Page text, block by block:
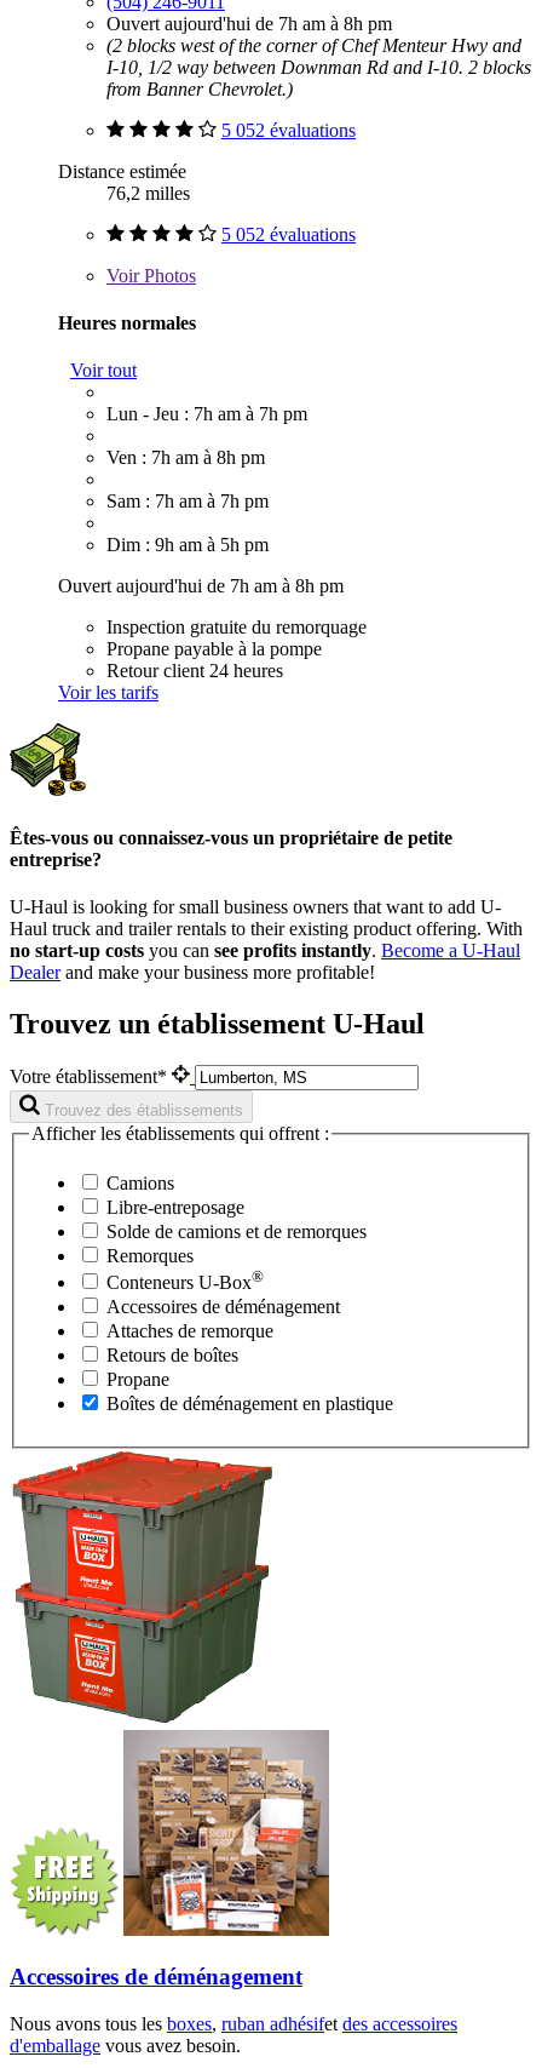
Ouvert aujourd'hui de 7h am à 8h pm
(2 blocks west of the corner of Chef Menteur Hwy and
I-10, 1/2 way between Downman Rd and I-10. 2 blocks
from Banner Chevrolet.)
5 052 évaluations
Distance estimée
76,2 milles
5 052 évaluations
VoirPhotos
Heures normales
Voir tout
Lun - Jeu : 7h am à 7h pm
Ven : 7h am à 8h pm
Sam : 7h am à 7h pm
Dim : 9h am à 5h pm
Ouvert aujourd'hui de 7h am à 8h pm
Inspection gratuite du remorquage
Propane payable à la pompe
Retour client 24 heures
Voir les tarifs
Êtes-vous ou connaissez-vous un propriétaire de petite
entreprise?
U-Haul is looking for small business owners that want to add U-
Haul truck and trailer rentals to their existing product offering. With
no start-up costs you can see profits instantly. Become a U-Haul
Dealerand make your business more profitable!
Trouvez un établissement U-Haul
Votre établissement*
Trouvez des établissements
Afficher les établissements qui offrent :
Camions
Libre-entreposage
Solde de camions et de remorques
Remorques
Conteneurs U-Box®
Accessoires de déménagement
Attaches de remorque
Retours de boîtes
Propane
Boîtes de déménagement en plastique
Accessoires de déménagement
Nous avons tous les boxes, ruban adhésifet des accessoires
d'emballage vous avez besoin.